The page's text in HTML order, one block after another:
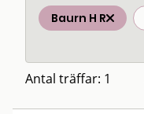
Baurn H R
Antal träffar: 1